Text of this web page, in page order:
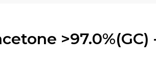
>97.0%(GC)